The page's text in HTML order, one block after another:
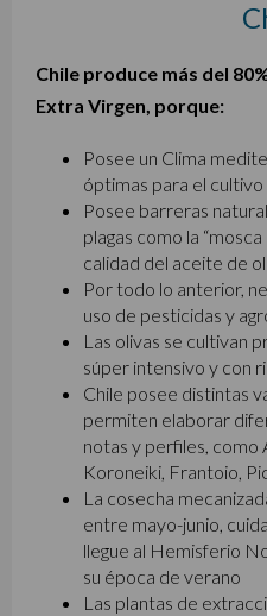
Chile produce más del
Extra Virgen, porque:
Posee un Clima
óptimas para el cultivo
Posee barreras
plagas como la
calidad del aceite de
Por todo lo anterior,
uso de pesticidas y
Las olivas se cultivan
súper intensivo y con
Chile posee distintas
permiten elaborar
notas y perfiles, como
Koroneiki, Frantoio,
La cosecha
entre mayo-junio,
llegue al Hemisferio
su época de verano
Las plantas de